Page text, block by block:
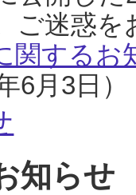
ご迷惑
関するお
6月3日）
知らせ